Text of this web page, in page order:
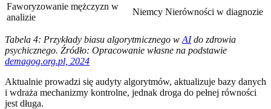
Faworyzowanie mężczyzn w
analizie
Niemcy Nierówności w diagnozie
Tabela 4: Przykłady biasu algorytmicznego w AIdo zdrowia
psychicznego. Źródło: Opracowanie własne na podstawie
demagog.org.pl, 2024
Aktualnie prowadzi się audyty algorytmów, aktualizuje bazy danych
i wdraża mechanizmy kontrolne, jednak droga do pełnej równości
jest długa.